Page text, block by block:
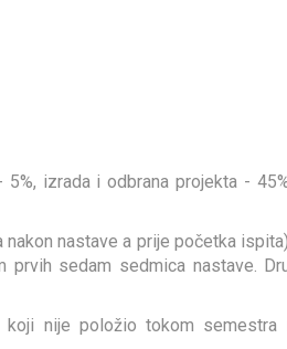
izrada i odbrana projekta -
nastave a prije početka
sedam sedmica nastave.
nije položio tokom semestra